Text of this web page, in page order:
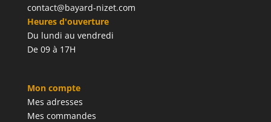
contact@bayard-nizet.com
Heures d'ouverture
Du lundi au vendredi
De 09 à 17H
Mon compte
Mes adresses
Mes commandes